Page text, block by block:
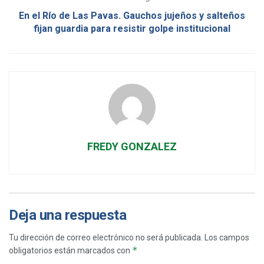
En el Río de Las Pavas. Gauchos jujeños y salteños
fijan guardia para resistir golpe institucional
FREDY GONZALEZ
Deja una respuesta
Tu dirección de correo electrónico no será publicada.
Los campos
obligatorios están marcados con *